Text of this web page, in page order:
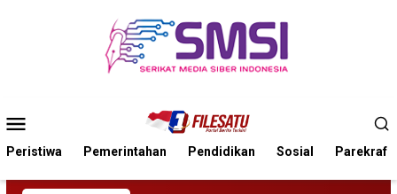
Mobile
Peristiwa Pemerintahan Pendidikan Sosial Parekraf